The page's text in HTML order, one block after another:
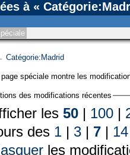
à «
Catégorie:Madrid
spéciale montre les
des modifications récentes
les 50| 100|
des 1| 3| 7| 14
les